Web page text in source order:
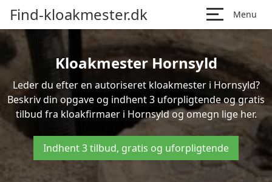
Find-kloakmester.dk Menu
Kloakmester Hornsyld
Leder du efter en autoriseret kloakmester i Hornsyld?
Beskriv din opgave og indhent 3 uforpligtende og gratis
tilbud fra kloakfirmaer i Hornsyld og omegn lige her.
Indhent 3 tilbud, gratis og uforpligtende